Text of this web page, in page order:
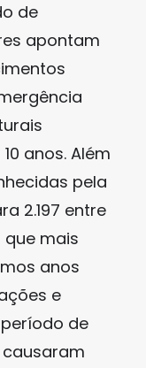
de
apontam
anos. Além
pela
2.197 entre
que mais
anos
e
de